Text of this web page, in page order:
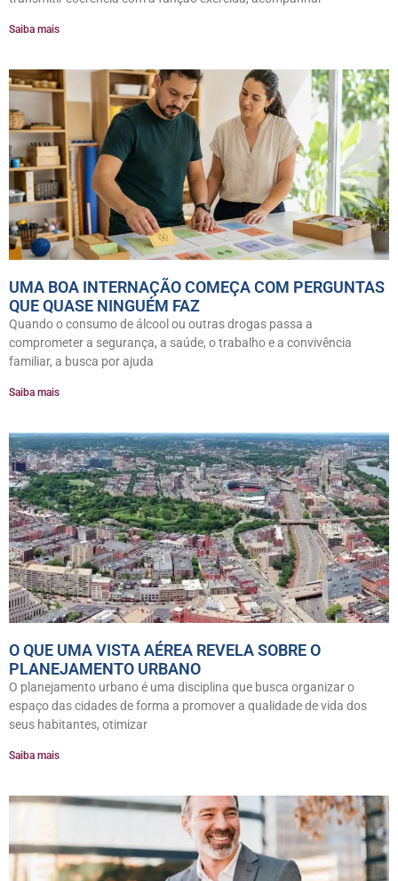
Saiba mais
UMA BOA INTERNAÇÃO COMEÇA COM PERGUNTAS
QUE QUASE NINGUÉM FAZ
Quando o consumo de álcool ou outras drogas passa a
comprometer a segurança, a saúde, o trabalho e a convivência
familiar, a busca por ajuda
Saiba mais
O QUE UMA VISTA AÉREA REVELA SOBRE O
PLANEJAMENTO URBANO
O planejamento urbano é uma disciplina que busca organizar o
espaço das cidades de forma a promover a qualidade de vida dos
seus habitantes, otimizar
Saiba mais